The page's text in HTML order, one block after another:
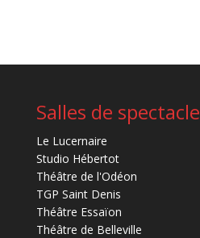
Salles de spectacle
Le Lucernaire
Studio Hébertot
Théâtre de l'Odéon
TGP Saint Denis
Théâtre Essaïon
Théâtre de Belleville